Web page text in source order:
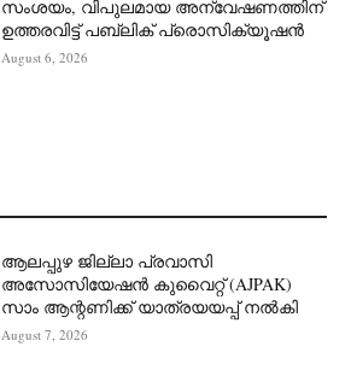
സംശയം, വിപുലമായ അന്വേഷണത്തിന്
ഉത്തരവിട്ട് പബ്ലിക് പ്രൊസിക്യൂഷൻ
August 6, 2026
ആലപ്പുഴ ജില്ലാ പ്രവാസി
അസോസിയേഷൻ കുവൈറ്റ് (AJPAK)
സാം ആന്റണിക്ക് യാത്രയയപ്പ് നൽകി
August 7, 2026